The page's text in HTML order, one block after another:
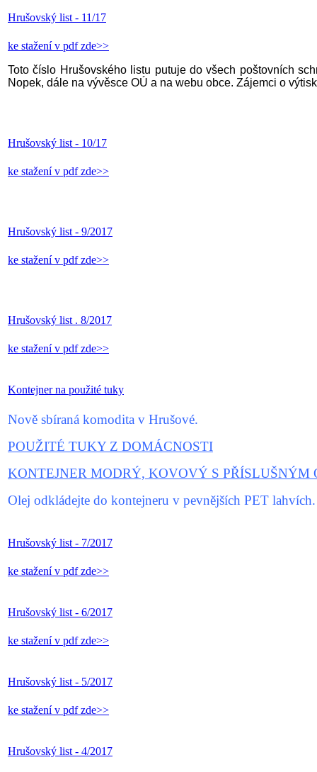
Hrušovský list - 11/17
ke stažení v pdf zde>>
Toto číslo Hrušovského listu putuje do všech poštovních
Nopek, dále na vývěsce OÚ a na webu obce. Zájemci o
Hrušovský list - 10/17
ke stažení v pdf zde>>
Hrušovský list - 9/2017
ke stažení v pdf zde>>
Hrušovský list . 8/2017
ke stažení v pdf zde>>
Kontejner na použité tuky
Nově sbíraná komodita v Hrušové.
POUŽITÉ TUKY Z DOMÁCNOSTI
KONTEJNER MODRÝ, KOVOVÝ S
Olej odkládejte do kontejneru v pevnějších PET
Hrušovský list - 7/2017
ke stažení v pdf zde>>
Hrušovský list - 6/2017
ke stažení v pdf zde>>
Hrušovský list - 5/2017
ke stažení v pdf zde>>
Hrušovský list - 4/2017